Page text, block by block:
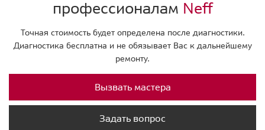
профессионалам Neff
Точная стоимость будет определена после диагностики.
Диагностика бесплатна и не обязывает Вас к дальнейшему
ремонту.
Вызвать мастера
Задать вопрос